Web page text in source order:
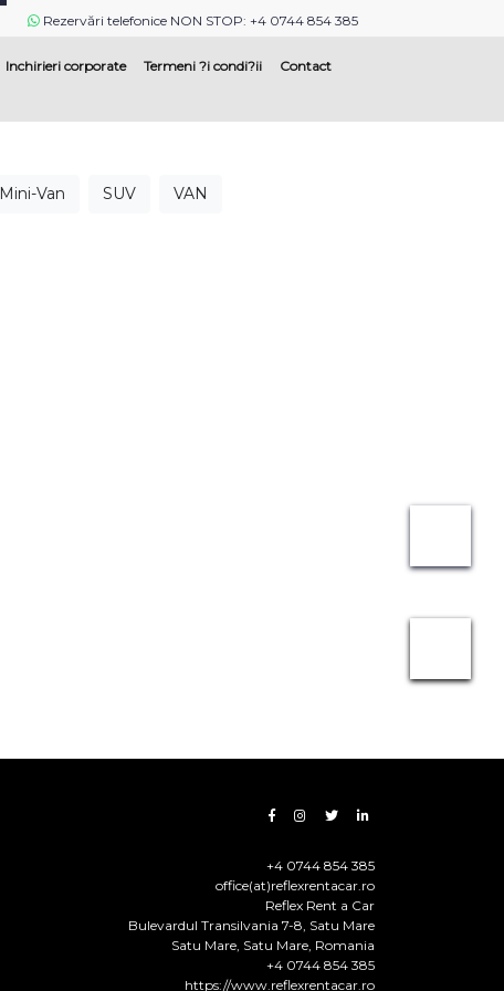
Rezervări telefonice NON STOP: +4 0744 854 385
Inchirieri corporate Termeni ?i condi?ii Contact
Mini-Van SUV VAN
+4 0744 854 385
office(at)reflexrentacar.ro
Reflex Rent a Car
Bulevardul Transilvania 7-8, Satu Mare
Satu Mare, Satu Mare, Romania
+4 0744 854 385
https://www.reflexrentacar.ro